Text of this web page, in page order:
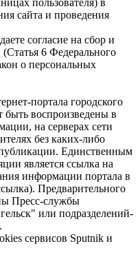
пользователя) в
сайта и проведения
согласие на сбор и
6 Федерального
о персональных
портала городского
быть воспроизведены в
на серверах сети
без каких-либо
Единственным
является ссылка на
информации портала в
Предварительного
Пресс-службы
или подразделений-
сервисов Sputnik и